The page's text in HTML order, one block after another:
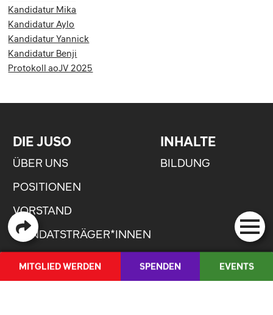
Kandidatur Mika
Kandidatur Aylo
Kandidatur Yannick
Kandidatur Benji
Protokoll aoJV 2025
DIE JUSO
ÜBER UNS
POSITIONEN
VORSTAND
MANDATSTRÄGER*INNEN
INHALTE
BILDUNG
MITGLIED WERDEN SPENDEN EVENTS